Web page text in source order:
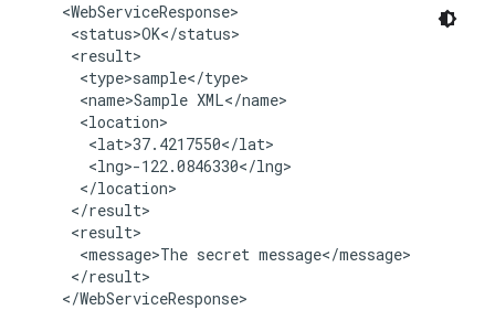
    <WebServiceResponse>
     <status>OK</status>
     <result>
      <type>sample</type>
      <name>Sample XML</name>
      <location>
       <lat>37.4217550</lat>
       <lng>-122.0846330</lng>
      </location>
     </result>
     <result>
      <message>The secret message</message>
     </result>
    </WebServiceResponse>